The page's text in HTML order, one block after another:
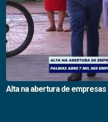
Alta na abertura de empresas